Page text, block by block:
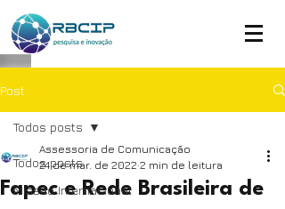
Post
Todos posts
Missão Internacional
Todos posts
Fapec e Rede Brasileira de
Assessoria de Comunicação
24 de mar. de 2022 2 min de leitura